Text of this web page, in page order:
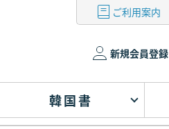
ご利用案内
新規会員登録
韓国書